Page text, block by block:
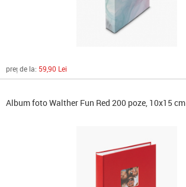
preț de la: 59,90 Lei
Album foto Walther Fun Red 200 poze, 10x15 cm